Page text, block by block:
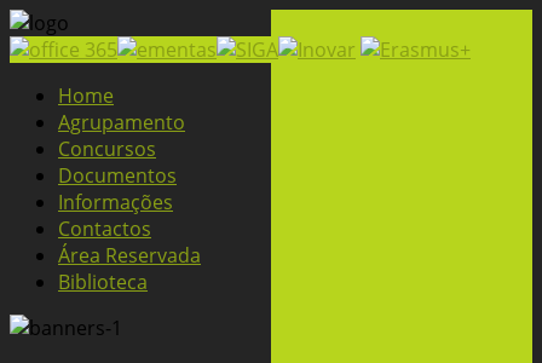
Home
Agrupamento
Concursos
Documentos
Informações
Contactos
Área Reservada
Biblioteca